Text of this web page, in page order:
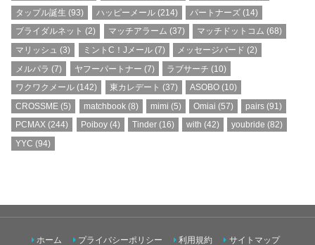
タップル誕生 (93) ハッピーメール(214) パートナーズ(14)
ブライダルネット (2) マッチアラーム (37) マッチドットコム (68)
マリッシュ (3) ミントC！Jメール(7) メッセージバード (2)
メルパラ (7) ヤフーパートナー (7) ラブサーチ (10)
ワクワクメール (142) 東カレデート (37) ASOBO(10)
CROSSME (5) matchbook(8) mimi (5) Omiai (57) pairs (91)
PCMAX (244) Poiboy(4) Tinder(16) with (42) youbride (82)
YYC (94)
ホーム プライバシーポリシー 利用規約 サイトマップ